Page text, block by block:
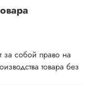
за собой право на
товара без